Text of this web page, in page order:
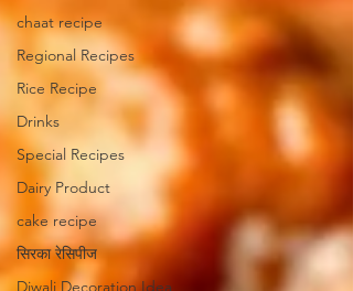
chaat recipe
Regional Recipes
Rice Recipe
Drinks
Special Recipes
Dairy Product
cake recipe
सिरका रेसिपीज
Diwali Decoration Idea